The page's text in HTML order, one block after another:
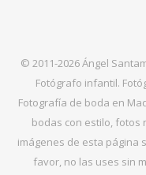
© 2011-2026 Ángel
Fotógrafo infantil.
Fotografía de boda en
bodas con estilo, fotos
imágenes de esta página
favor, no las uses sin